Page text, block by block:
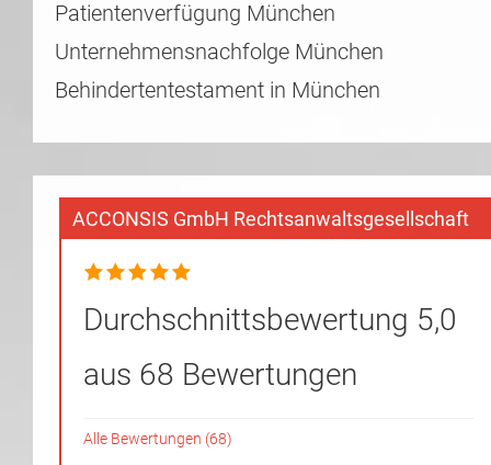
Patientenverfügung München
Unternehmensnachfolge München
Behindertentestament in München
ACCONSIS GmbH Rechtsanwaltsgesellschaft
Durchschnittsbewertung 5,0
aus 68 Bewertungen
Alle Bewertungen (68)